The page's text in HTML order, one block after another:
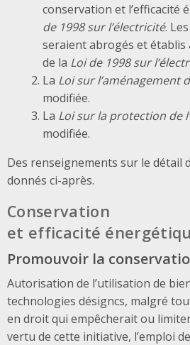
conservation et l’efficacité
de 1998 sur l’électricité.
seraient abrogés et établis
de la Loi de 1998 sur
La Loi sur l’aménagement
modifiée.
La Loi sur la protection de
modifiée.
Des renseignements sur le détail
donnés ci-après.
Conservation
et efficacité
Promouvoir la
Autorisation de l’utilisation de
technologies désigncs, malgré
en droit qui empêcherait ou
vertu de cette initiative, l’emploi